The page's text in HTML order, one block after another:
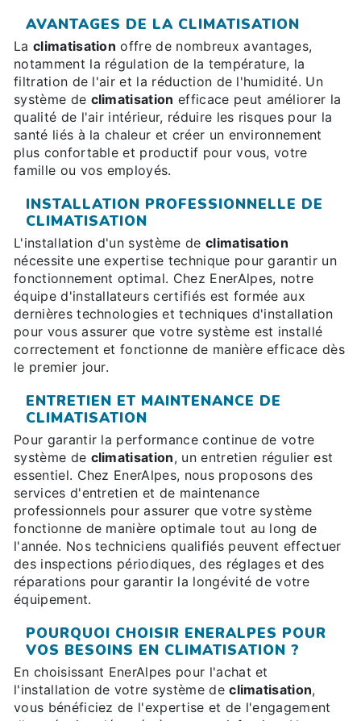
AVANTAGES DE LA CLIMATISATION
La climatisation offre de nombreux avantages,
notamment la régulation de la température, la
filtration de l'air et la réduction de l'humidité. Un
système de climatisation efficace peut améliorer la
qualité de l'air intérieur, réduire les risques pour la
santé liés à la chaleur et créer un environnement
plus confortable et productif pour vous, votre
famille ou vos employés.
INSTALLATION PROFESSIONNELLE DE
CLIMATISATION
L'installation d'un système de climatisation
nécessite une expertise technique pour garantir un
fonctionnement optimal. Chez EnerAlpes, notre
équipe d'installateurs certifiés est formée aux
dernières technologies et techniques d'installation
pour vous assurer que votre système est installé
correctement et fonctionne de manière efficace dès
le premier jour.
ENTRETIEN ET MAINTENANCE DE
CLIMATISATION
Pour garantir la performance continue de votre
système de climatisation, un entretien régulier est
essentiel. Chez EnerAlpes, nous proposons des
services d'entretien et de maintenance
professionnels pour assurer que votre système
fonctionne de manière optimale tout au long de
l'année. Nos techniciens qualifiés peuvent effectuer
des inspections périodiques, des réglages et des
réparations pour garantir la longévité de votre
équipement.
POURQUOI CHOISIR ENERALPES POUR
VOS BESOINS EN CLIMATISATION ?
En choisissant EnerAlpes pour l'achat et
l'installation de votre système declimatisation,
vous bénéficiez de l'expertise et de l'engagement